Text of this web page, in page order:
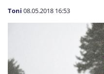
Toni 08.05.2018 16:53